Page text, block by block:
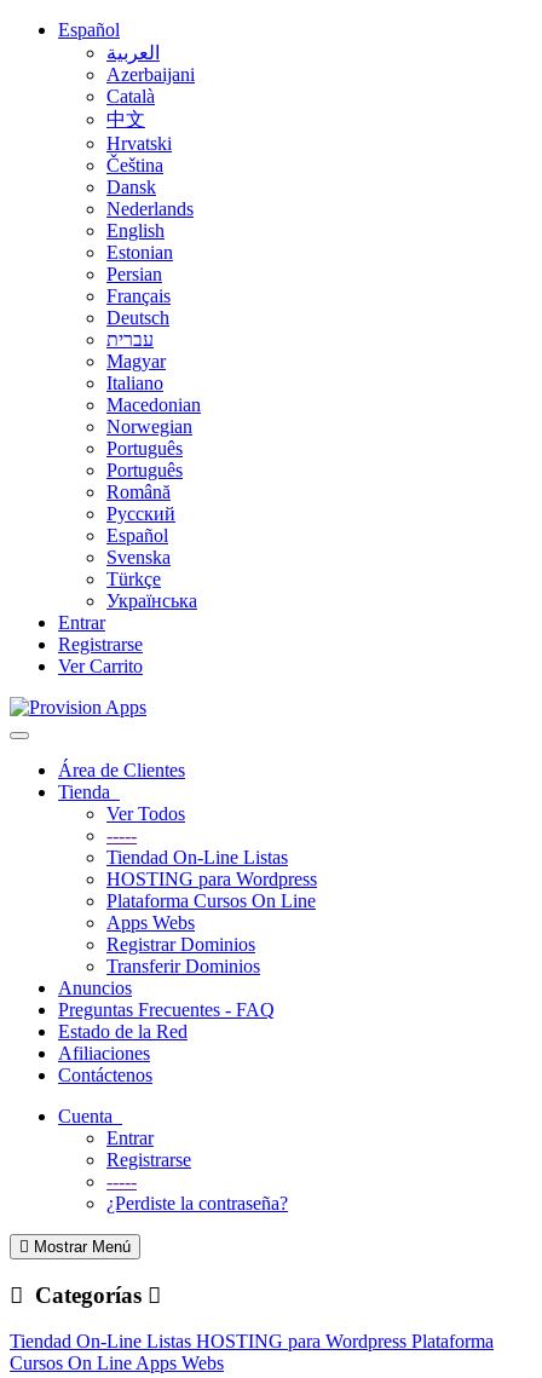
Español
العربية
Azerbaijani
Català
中文
Hrvatski
Čeština
Dansk
Nederlands
English
Estonian
Persian
Français
Deutsch
עברית
Magyar
Italiano
Macedonian
Norwegian
Português
Português
Română
Русский
Español
Svenska
Türkçe
Українська
Entrar
Registrarse
Ver Carrito
Toggle
navigationÁrea de Clientes
Tienda
Ver Todos
-----
Tiendad On-Line Listas
HOSTING para Wordpress
Plataforma Cursos On Line
Apps Webs
Registrar Dominios
Transferir Dominios
Anuncios
Preguntas Frecuentes - FAQ
Estado de la Red
Afiliaciones
Contáctenos
Cuenta
Entrar
Registrarse
-----
¿Perdiste la contraseña?
Mostrar Menú
Categorías
Tiendad On-Line Listas HOSTING para Wordpress Plataforma
Cursos On LineApps Webs